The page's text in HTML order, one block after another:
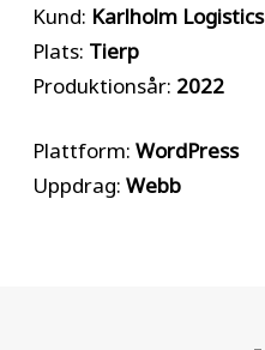
Kund: Karlholm Logistics
Plats: Tierp
Produktionsår: 2022
Plattform: WordPress
Uppdrag: Webb